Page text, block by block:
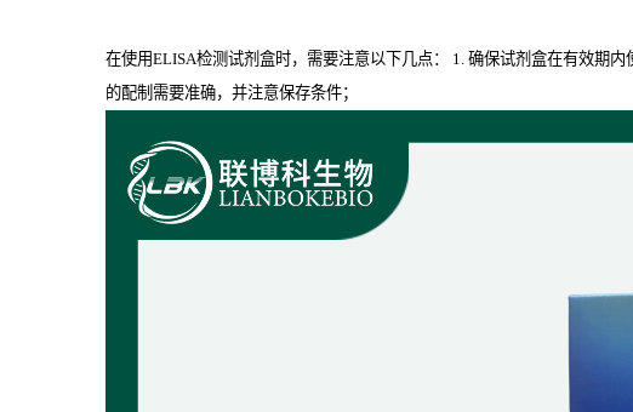
在使用ELISA检测试剂盒时，需要注意以下几点： 1. 确保试剂盒在有效期
的配制需要准确，并注意保存条件；